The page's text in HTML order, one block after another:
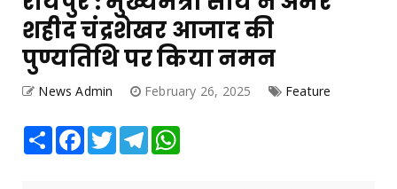
शहीद चंद्रशेखर आजाद की
पुण्यतिथि पर किया नमन
News Admin February 26, 2025 Feature
Share Facebook
TwitterTelegram